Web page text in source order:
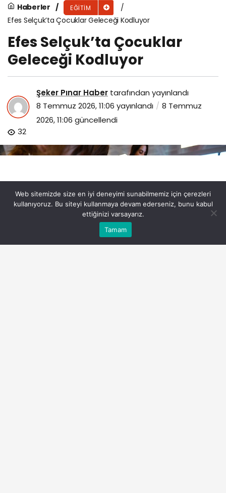
Haberler EĞITIM
Efes Selçuk’ta Çocuklar Geleceği Kodluyor
Efes Selçuk’ta Çocuklar
Geleceği Kodluyor
Şeker Pınar Haber tarafından yayınlandı
8 Temmuz 2026, 11:06 yayınlandı
8 Temmuz
2026, 11:06 güncellendi
32
Bu web sitesinde en iyi deneyimi yaşamanızı sağlamak
için çerezler kullanılmaktadır.
Eczaneler
Web sitemizde size en iyi deneyimi sunabilmemiz için çerezleri
kullanıyoruz. Bu siteyi kullanmaya devam ederseniz, bunu kabul
ettiğinizi varsayarız.
Tamam